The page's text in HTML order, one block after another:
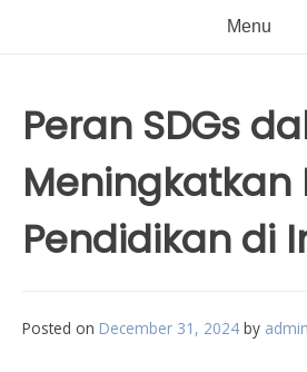
Menu
Peran SDGs
Meningkatkan
Pendidikan di
Posted on December 31, 2024 by